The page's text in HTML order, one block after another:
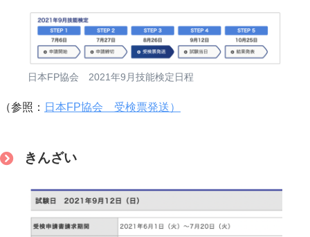
日本FP協会 2021年9月技能検定日程
（参照： 日本FP協会 受検票発送）
きんざい